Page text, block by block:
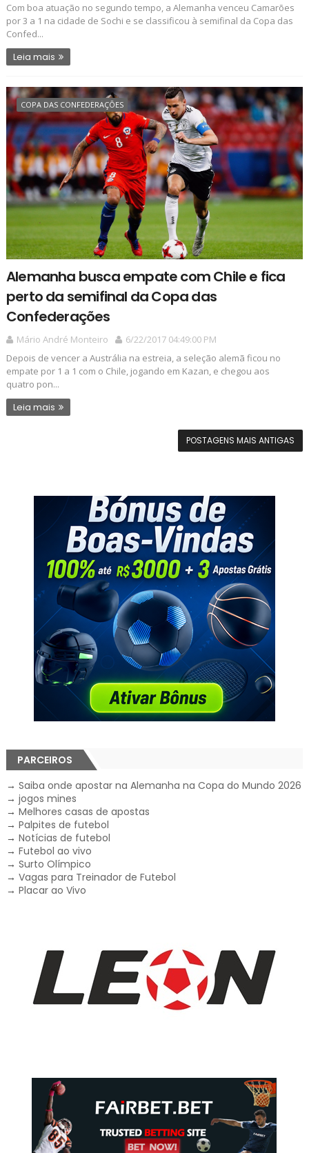
Com boa atuação no segundo tempo, a Alemanha venceu Camarões
por 3 a 1 na cidade de Sochi e se classificou à semifinal da Copa das
Confed...
Leia mais
COPA DAS CONFEDERAÇÕES
Alemanha busca empate com Chile e fica
perto da semifinal da Copa das
Confederações
Mário André Monteiro
6/22/2017 04:49:00 PM
Depois de vencer a Austrália na estreia, a seleção alemã ficou no
empate por 1 a 1 com o Chile, jogando em Kazan, e chegou aos
quatro pon...
Leia mais
POSTAGENS MAIS ANTIGAS
PARCEIROS
→ Saiba onde apostar na Alemanha na Copa do Mundo 2026
→ jogos mines
→ Melhores casas de apostas
→ Palpites de futebol
→ Notícias de futebol
→ Futebol ao vivo
→ Surto Olímpico
→ Vagas para Treinador de Futebol
→ Placar ao Vivo